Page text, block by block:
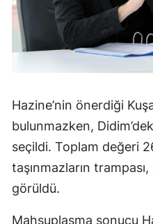
Hazine’nin önerdiği
bulunmazken,
seçildi. Toplam değeri
taşınmazların
görüldü.
Mahsuplaşma sonucu